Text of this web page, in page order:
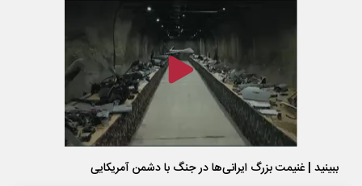
ببینید | غنیمت بزرگ ایرانی‌ها در جنگ با دشمن آمریکایی